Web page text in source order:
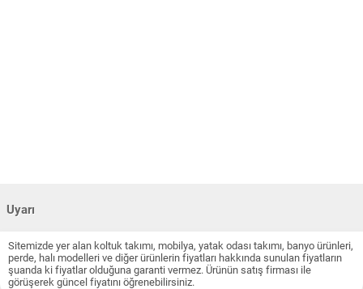
Uyarı
Sitemizde yer alan koltuk takımı, mobilya, yatak odası takımı, banyo ürünleri,
perde, halı modelleri ve diğer ürünlerin fiyatları hakkında sunulan fiyatların
şuanda ki fiyatlar olduğuna garanti vermez. Ürünün satış firması ile
görüşerek güncel fiyatını öğrenebilirsiniz.